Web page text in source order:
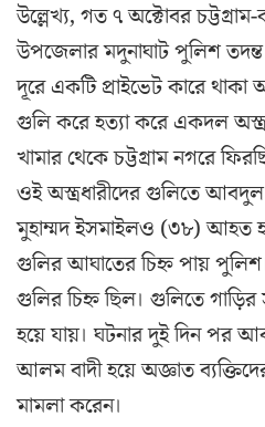
উল্লেখ্য, গত ৭ অক্টোবর চট্টগ্রাম-
উপজেলার মদুনাঘাট পুলিশ তদন্ত
দূরে একটি প্রাইভেট কারে
গুলি করে হত্যা করে একদল
খামার থেকে চট্টগ্রাম নগরে
ওই অস্ত্রধারীদের গুলিতে আবদুল
মুহাম্মদ ইসমাইলও (৩৮) আহত
গুলির আঘাতের চিহ্ন পায়
গুলির চিহ্ন ছিল। গুলিতে
হয়ে যায়। ঘটনার দুই দিন পর
আলম বাদী হয়ে অজ্ঞাত
মামলা করেন।